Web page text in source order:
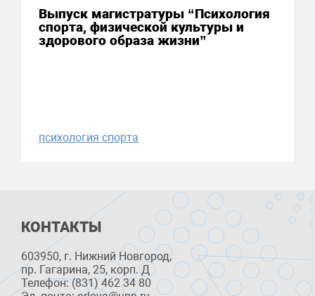
Выпуск магистратуры “Психология
спорта, физической культуры и
здорового образа жизни”
психология спорта
КОНТАКТЫ
603950, г. Нижний Новгород,
пр. Гагарина, 25, корп. Д
Телефон: (831) 462 34 80